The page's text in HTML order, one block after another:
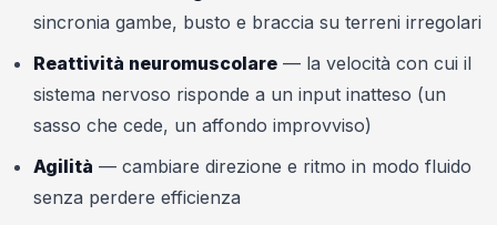
sincronia gambe, busto e braccia su terreni irregolari
Reattività neuromuscolare— la velocità con cui il
sistema nervoso risponde a un input inatteso (un
sasso che cede, un affondo improvviso)
Agilità — cambiare direzione e ritmo in modo fluido
senza perdere efficienza